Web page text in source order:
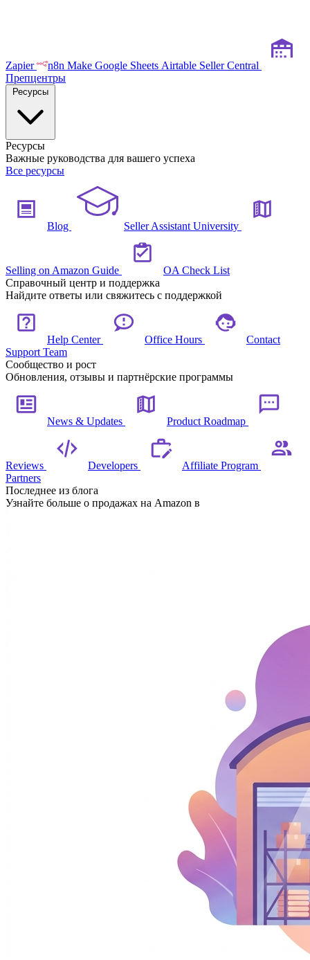
Zapier n8n Make Google Sheets Airtable Seller Central
Препцентры
Ресурсы
Важные руководства для вашего успеха
Все ресурсы
Blog Seller Assistant University
Selling on Amazon Guide
OA Check List
Справочный центр и поддержка
Найдите ответы или свяжитесь с поддержкой
Help Center Office Hours
Contact
Support Team
Сообщество и рост
Обновления, отзывы и партнёрские программы
News & Updates Product Roadmap
Reviews Developers
Affiliate Program
Partners
Последнее из блога
Узнайте больше о продажах на Amazon в